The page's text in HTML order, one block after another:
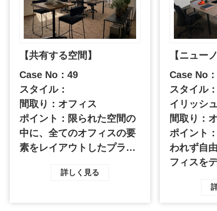
【共有する空間】
Case No：49
スタイル：
間取り：オフィス
ポイント：限られた空間の
中に、全てのオフィスの要
素をレイアウトしたプラ
抜け間のあるシェルフを配
詳しく見る
【ニュー
Case No
スタイル
イリッシ
間取り：
ポイント
われず自
フィスを
プなグリ